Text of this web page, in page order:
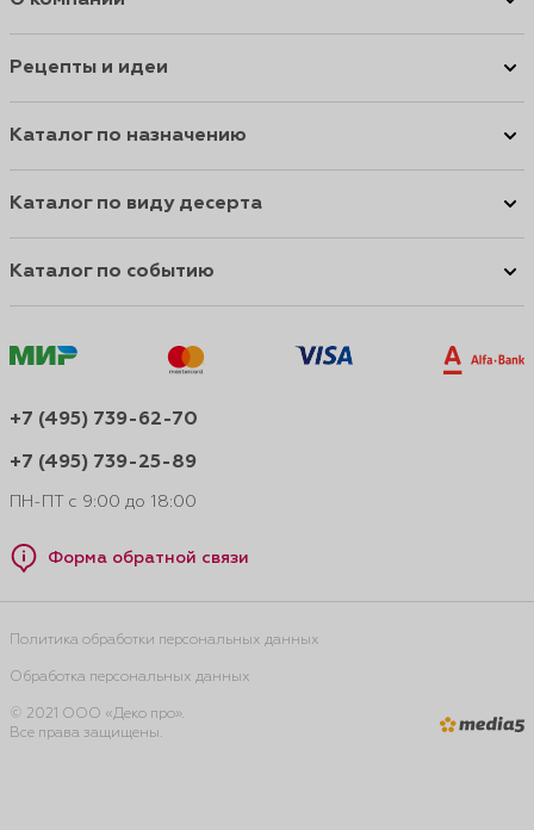
Рецепты и идеи
Каталог по назначению
Каталог по виду десерта
Каталог по событию
+7 (495) 739-62-70
+7 (495) 739-25-89
ПН-ПТ с 9:00 до 18:00
Форма обратной связи
Политика обработки персональных данных
Обработка персональных данных
© 2021 ООО «Деко про».
Все права защищены.